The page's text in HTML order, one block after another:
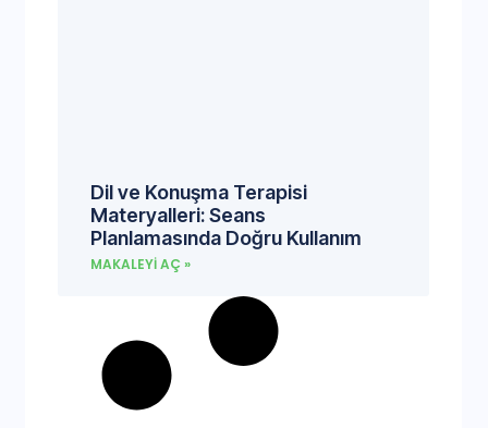
Dil ve Konuşma Terapisi
Materyalleri: Seans
Planlamasında Doğru Kullanım
MAKALEYI AÇ »